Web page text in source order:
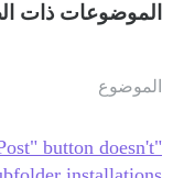
الموضوعات ذات
الموضوع
button doesn't